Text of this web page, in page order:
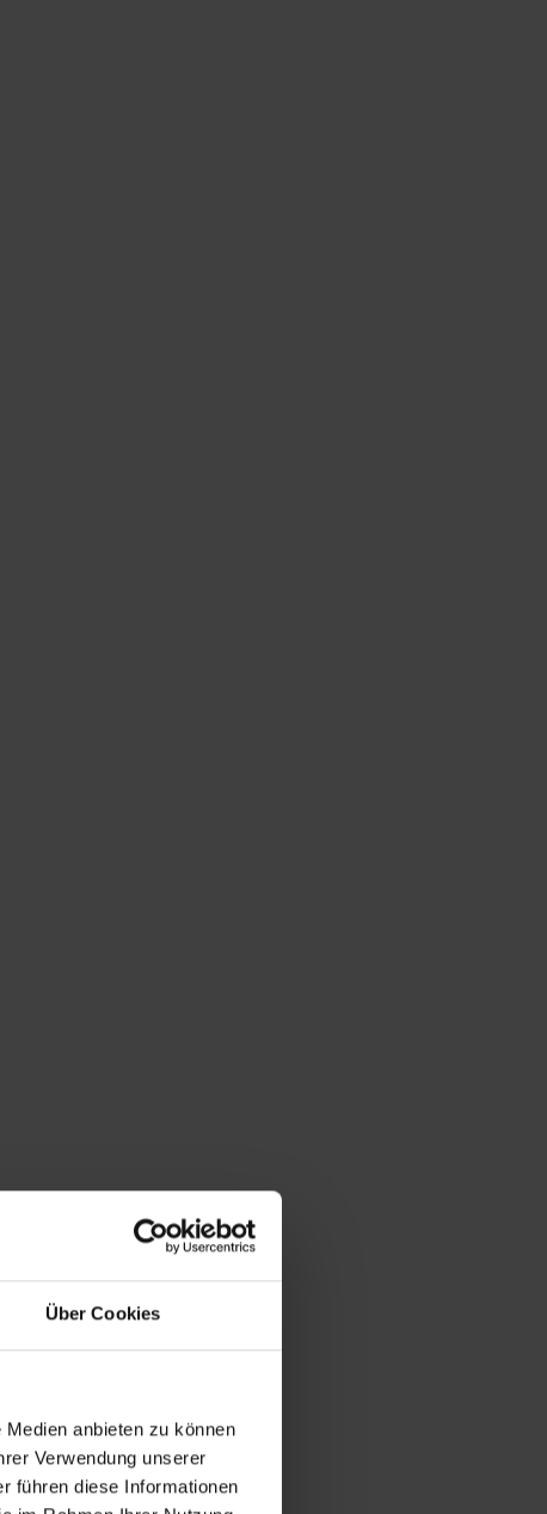
Über Cookies
anbieten zu können
Verwendung unserer
führen diese Informationen